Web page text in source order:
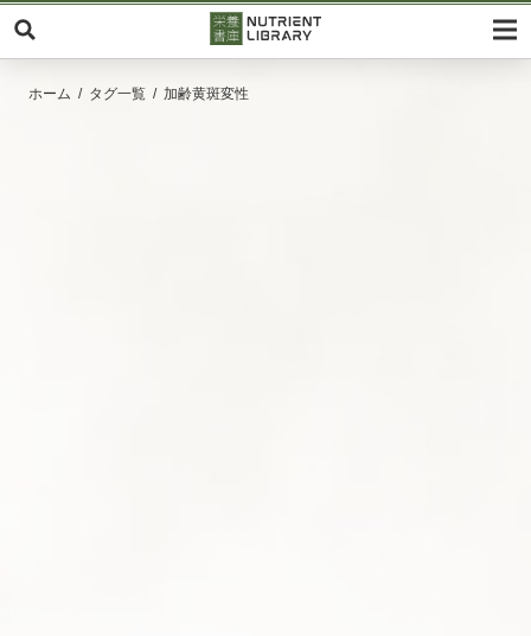
ホーム タグ一覧 加齢黄斑変性